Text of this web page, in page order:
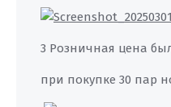
3 Розничная цена
при покупке 30 пар